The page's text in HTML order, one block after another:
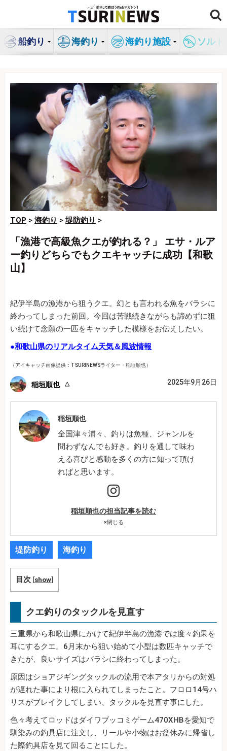
ン
船釣り 海釣り 海釣り施設 ソル
TOP > 海釣り >堤防釣り >
「漁港で高級魚クエが釣れる？」 エサ・ルア
ー釣りどちらでもクエキャッチに成功【和歌
山】
紀伊半島の漁港から狙うクエ。幻とも言われる魚をバラシに
終わってしまった前回。今回は苦戦続きながらも諦めずに狙
い続けて念願の一匹をキャッチした模様をお伝えしたい。
●和歌山県のリアルタイム天気＆風波情報
（アイキャッチ画像提供：TSURINEWSライター・稲垣順也）
稲垣順也 2025年9月26日
稲垣順也
全国津々浦々、釣りは魚種、ジャンルを
問わずなんでも好き。釣りを通して味わ
える喜びと感動を多くの方に知って頂け
ればと思います。
稲垣順也の担当記事を読む
×閉じる
堤防釣り 海釣り
目次 [show]
クエ釣りのタックルを見直す
三重県から和歌山県にかけて紀伊半島の漁港では度々釣果を
耳にするクエ。6月末から狙い始めて小型は数匹キャッチで
きたが、良いサイズはバラシに終わってしまった。
原因はショアジギングタックルの流用で本アタリからの対処
が遅れた事により根に入られてしまったこと。フロロ14号ハ
リスがブレイクしてしまい、タックルを見直す事にした。
色々考えてロッドはダイワブッコミゲーム470XHBを愛知で
馴染みの釣具店に注文し、リールや小物はお盆休みに帰省し
た際釣具店を見て回ることにした。